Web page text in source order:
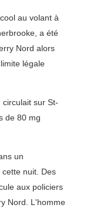
au volant à
a été
Nord alors
légale
sur St-
de 80 mg
un
nuit. Des
aux policiers
Nord. L'homme